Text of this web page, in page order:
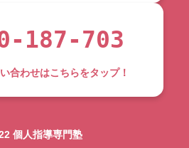
187-703
合わせはこちらをタップ！
個人指導専門塾